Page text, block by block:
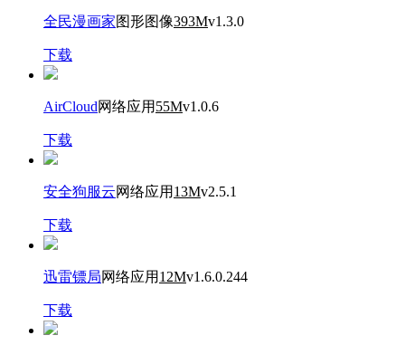
全民漫画家图形图像393Mv1.3.0
下载
AirCloud网络应用 55Mv1.0.6
下载
安全狗服云网络应用 13Mv2.5.1
下载
迅雷镖局网络应用 12Mv1.6.0.244
下载